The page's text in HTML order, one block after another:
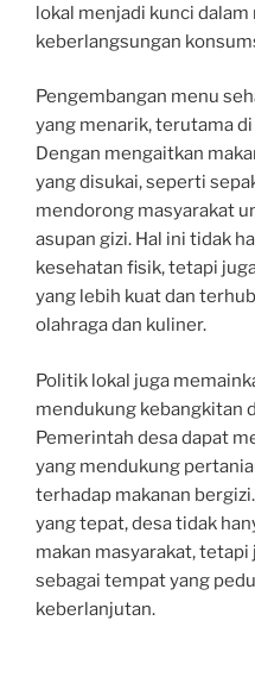
lokal menjadi kunci
keberlangsungan
Pengembangan menu
yang menarik, terutama
Dengan mengaitkan
yang disukai, seperti
mendorong masyarakat
asupan gizi. Hal ini tidak
kesehatan fisik, tetapi
yang lebih kuat dan
olahraga dan kuliner.
Politik lokal juga
mendukung kebangkitan
Pemerintah desa dapat
yang mendukung
terhadap makanan
yang tepat, desa tidak
makan masyarakat,
sebagai tempat yang
keberlanjutan.